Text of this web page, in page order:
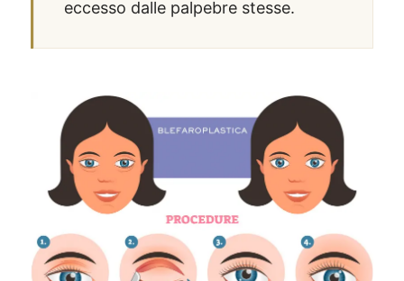
eccesso dalle palpebre stesse.